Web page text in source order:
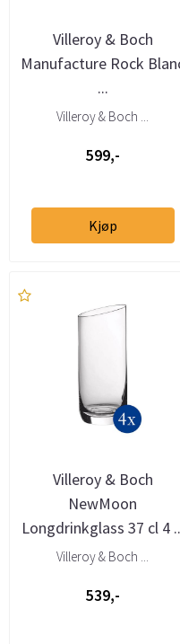
Villeroy & Boch
Manufacture Rock
...
Villeroy & Boch ...
599,-
Kjøp
Villeroy & Boch
NewMoon
Longdrinkglass 37 cl 4
Villeroy & Boch ...
539,-